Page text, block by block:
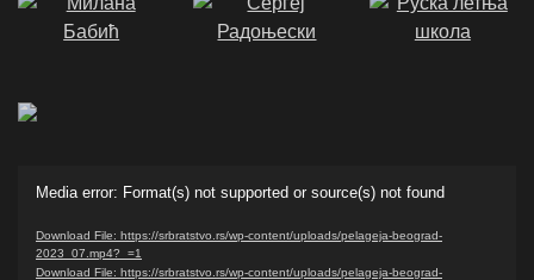
Media error: Format(s) not supported or source(s) not found
Download File: https://srbratstvo.rs/wp-content/uploads/pelageja-beograd-
2023_07.mp4?_=1
Download File: https://srbratstvo.rs/wp-content/uploads/pelageja-beograd-